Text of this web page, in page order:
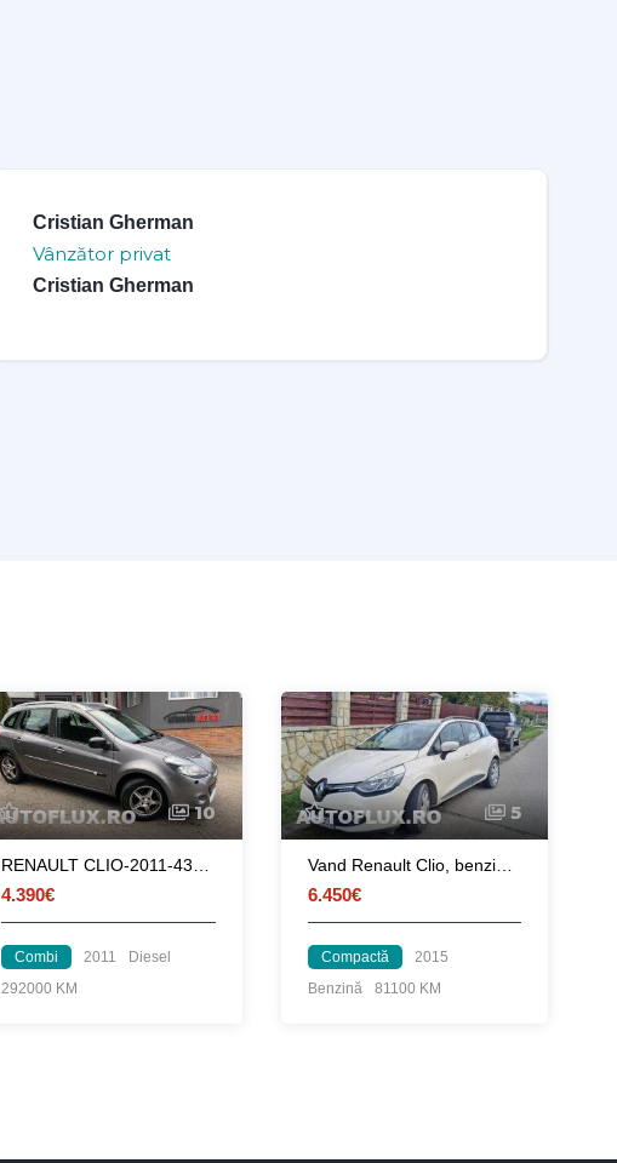
Cristian Gherman
Vânzător privat
Cristian Gherman
10
RENAULT CLIO-2011-4390€
4.390€
Combi 2011
Diesel
292000 KM
5
Vand Renault Clio, benzina, aprox 81.100 km reali
6.450€
Compactă
2015
Benzină
81100 KM